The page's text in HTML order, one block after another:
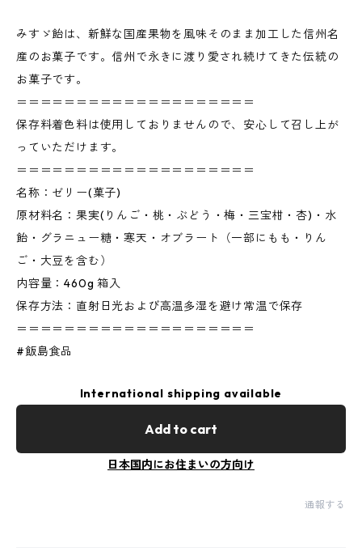
みすゞ飴は、新鮮な国産果物を風味そのまま加工した信州名
産のお菓子です。信州で永きに渡り愛され続けてきた伝統の
お菓子です。
＝＝＝＝＝＝＝＝＝＝＝＝＝＝＝＝＝＝＝＝
保存料着色料は使用しておりませんので、安心して召し上が
っていただけます。
＝＝＝＝＝＝＝＝＝＝＝＝＝＝＝＝＝＝＝＝
名称：ゼリー(菓子)
原材料名：果実(りんご・桃・ぶどう・梅・三宝柑・杏)・水
飴・グラニュー糖・寒天・オブラート（一部にもも・りん
ご・大豆を含む）
内容量：460g 箱入
保存方法：直射日光および高温多湿を避け常温で保存
＝＝＝＝＝＝＝＝＝＝＝＝＝＝＝＝＝＝＝＝
#飯島食品
International shipping available
Add to cart
日本国内にお住まいの方向け
通報する